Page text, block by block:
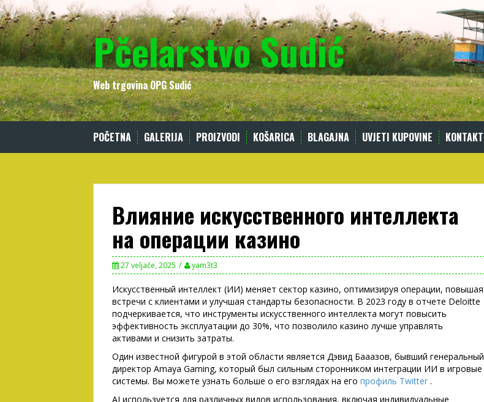
Skip
to
content
Pčelarstvo Sudić
Web trgovina OPG Sudić
POČETNA GALERIJA PROIZVODI KOŠARICA BLAGAJNA UVJETI KUPOVINE KONTAKT
Влияние искусственного интеллекта
на операции казино
27 veljače, 2025 yam3t3
Искусственный интеллект (ИИ) меняет сектор казино, оптимизируя операции, повышая
встречи с клиентами и улучшая стандарты безопасности. В 2023 году в отчете Deloitte
подчеркивается, что инструменты искусственного интеллекта могут повысить
эффективность эксплуатации до 30%, что позволило казино лучше управлять
активами и снизить затраты.
Один известной фигурой в этой области является Дэвид Бааазов, бывший генеральный
директор Amaya Gaming, который был сильным сторонником интеграции ИИ в игровые
системы. Вы можете узнать больше о его взглядах на его профиль Twitter .
AI используется для различных видов использования, включая индивидуальные